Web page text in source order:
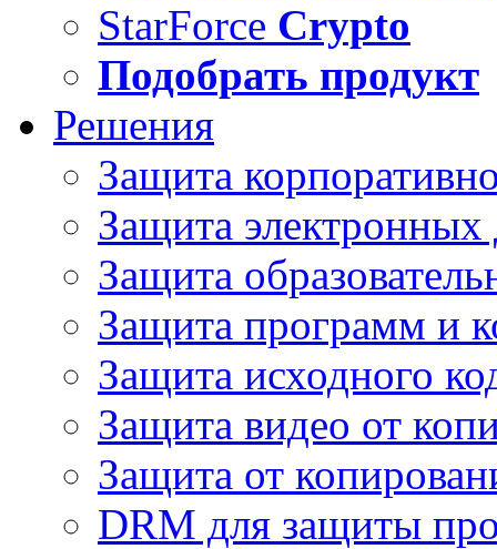
StarForce Crypto
Подобрать продукт
Решения
Защита
Защита электронных
Защита
Защита программ и
Защита исходного
Защита видео от
Защита от
DRM для защиты